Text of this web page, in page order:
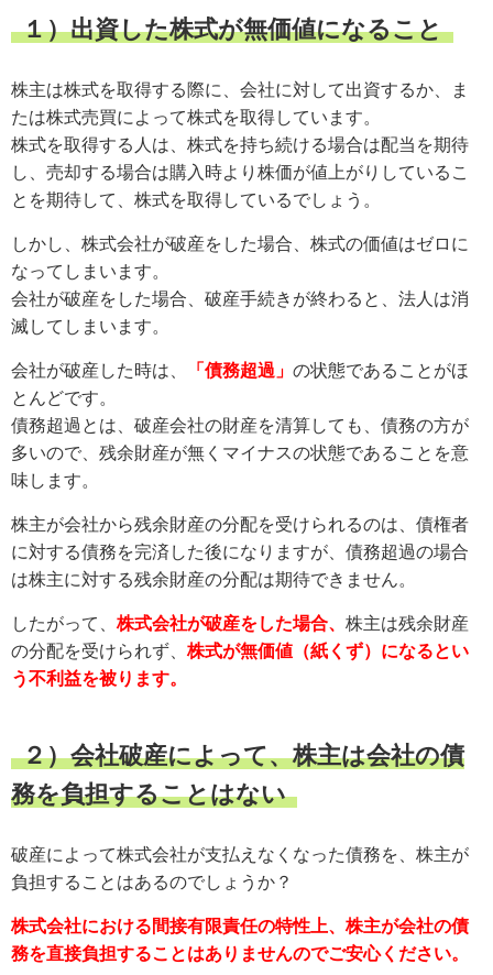
１）出資した株式が無価値になること
株主は株式を取得する際に、会社に対して出資するか、ま
たは株式売買によって株式を取得しています。
株式を取得する人は、株式を持ち続ける場合は配当を期待
し、売却する場合は購入時より株価が値上がりしているこ
とを期待して、株式を取得しているでしょう。
しかし、株式会社が破産をした場合、株式の価値はゼロに
なってしまいます。
会社が破産をした場合、破産手続きが終わると、法人は消
滅してしまいます。
会社が破産した時は、 「債務超過」 の状態であることがほ
とんどです。
債務超過とは、破産会社の財産を清算しても、債務の方が
多いので、残余財産が無くマイナスの状態であることを意
味します。
株主が会社から残余財産の分配を受けられるのは、債権者
に対する債務を完済した後になりますが、債務超過の場合
は株主に対する残余財産の分配は期待できません。
したがって、 株式会社が破産をした場合、 株主は残余財産
の分配を受けられず、 株式が無価値（紙くず）になるとい
う不利益を被ります。
２）会社破産によって、株主は会社の債
務を負担することはない
破産によって株式会社が支払えなくなった債務を、株主が
負担することはあるのでしょうか？
株式会社における間接有限責任の特性上、株主が会社の債
務を直接負担することはありませんのでご安心ください。